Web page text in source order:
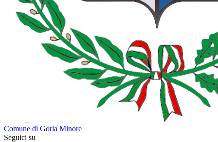
Comune di Gorla Minore
Seguici su